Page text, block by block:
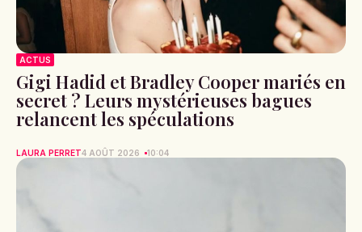
ACTUS
Gigi Hadid et Bradley Cooper mariés en
secret ? Leurs mystérieuses bagues
relancent les spéculations
LAURA PERRET4 AOÛT 2026 10:04